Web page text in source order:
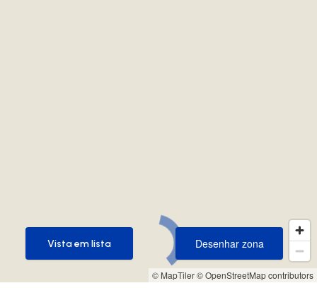
© MapTiler© OpenStreetMap contributors
Desenhar zona
Desenhar zona
Vista em lista
Vista em lista